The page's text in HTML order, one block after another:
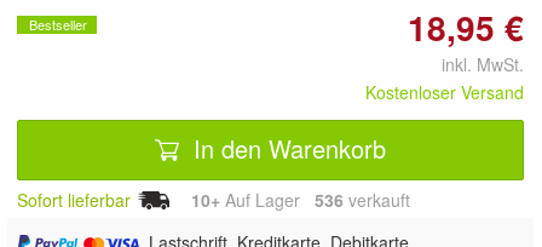
Bestseller 18,95 €
inkl. MwSt.
Kostenloser Versand
In den Warenkorb
Sofort lieferbar 10+ Auf Lager 536 verkauft
, Lastschrift, Kreditkarte, Debitkarte,